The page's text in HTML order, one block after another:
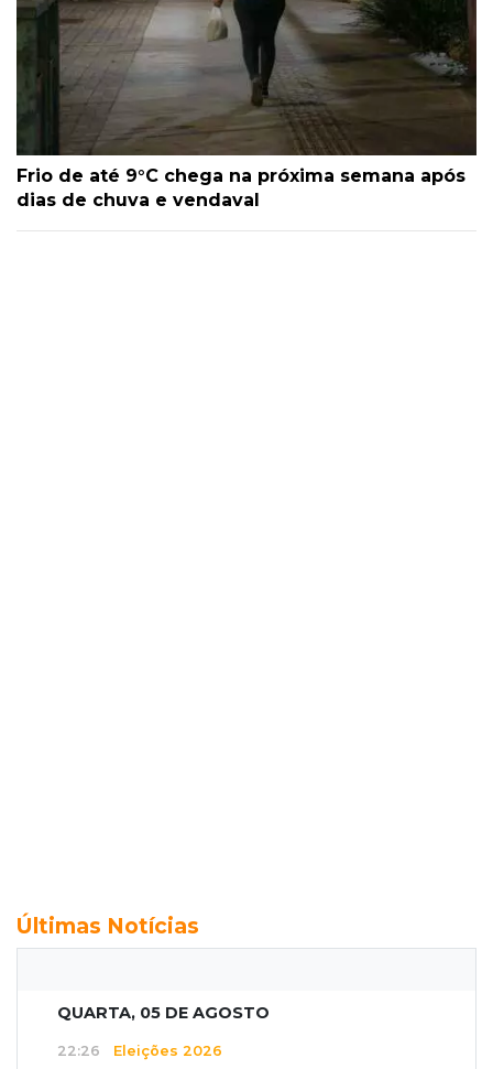
Frio de até 9°C chega na próxima semana após
dias de chuva e vendaval
Últimas Notícias
QUARTA, 05 DE AGOSTO
22:26 Eleições 2026